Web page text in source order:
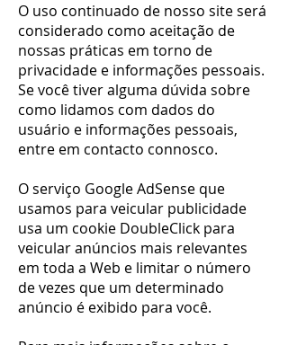
O uso continuado de nosso site será
considerado como aceitação de
nossas práticas em torno de
privacidade e informações pessoais.
Se você tiver alguma dúvida sobre
como lidamos com dados do
usuário e informações pessoais,
entre em contacto connosco.
O serviço Google AdSense que
usamos para veicular publicidade
usa um cookie DoubleClick para
veicular anúncios mais relevantes
em toda a Web e limitar o número
de vezes que um determinado
anúncio é exibido para você.